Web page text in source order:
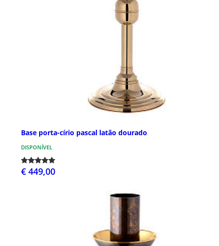
Base porta-círio pascal latão dourado
DISPONÍVEL
€ 449,00